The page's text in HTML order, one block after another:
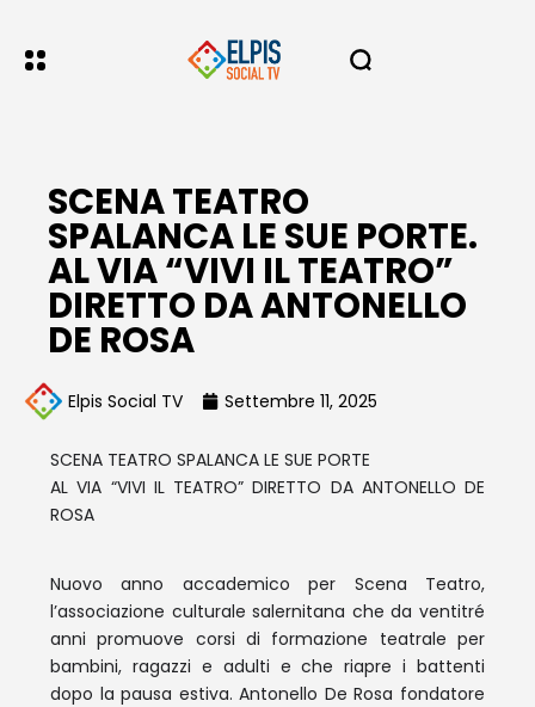
SCENA TEATRO
SPALANCA LE SUE PORTE.
AL VIA “VIVI IL TEATRO”
DIRETTO DA ANTONELLO
DE ROSA
Elpis Social TV Settembre 11, 2025
SCENA TEATRO SPALANCA LE SUE PORTE
AL VIA “VIVI IL TEATRO” DIRETTO DA ANTONELLO DE
ROSA
Nuovo anno accademico per Scena Teatro,
l’associazione culturale salernitana che da ventitré
anni promuove corsi di formazione teatrale per
bambini, ragazzi e adulti e che riapre i battenti
dopo la pausa estiva. Antonello De Rosa fondatore